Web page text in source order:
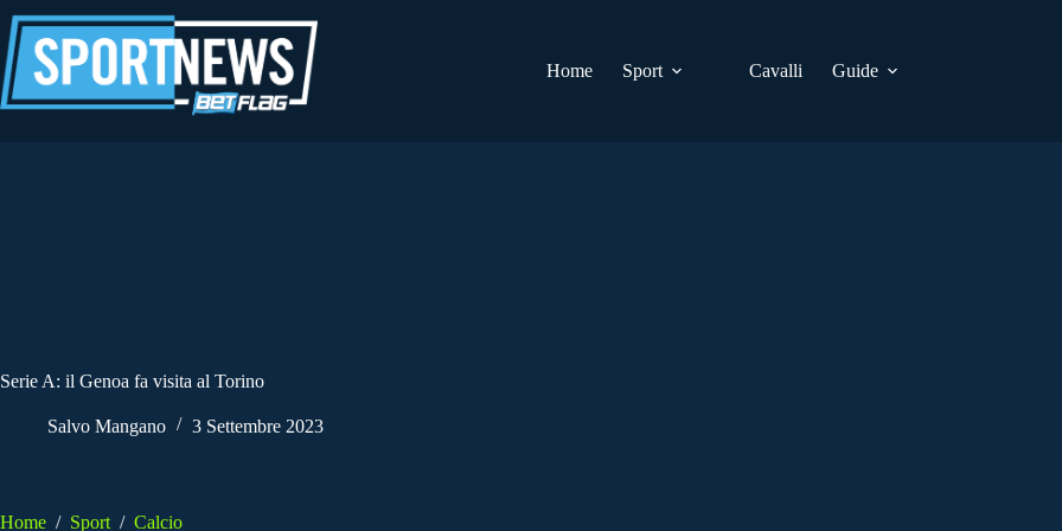
al
contenuto
Home
Sport Cavalli Guide
Serie A: il Genoa fa visita al Torino
Salvo Mangano 3 Settembre 2023
Home / Sport / Calcio